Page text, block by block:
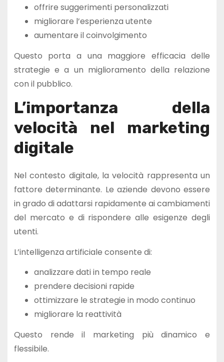
offrire suggerimenti personalizzati
migliorare l’esperienza utente
aumentare il coinvolgimento
Questo porta a una maggiore efficacia delle
strategie e a un miglioramento della relazione
con il pubblico.
L’importanza della
velocità nel marketing
digitale
Nel contesto digitale, la velocità rappresenta un
fattore determinante. Le aziende devono essere
in grado di adattarsi rapidamente ai cambiamenti
del mercato e di rispondere alle esigenze degli
utenti.
L’intelligenza artificiale consente di:
analizzare dati in tempo reale
prendere decisioni rapide
ottimizzare le strategie in modo continuo
migliorare la reattività
Questo rende il marketing più dinamico e
flessibile.